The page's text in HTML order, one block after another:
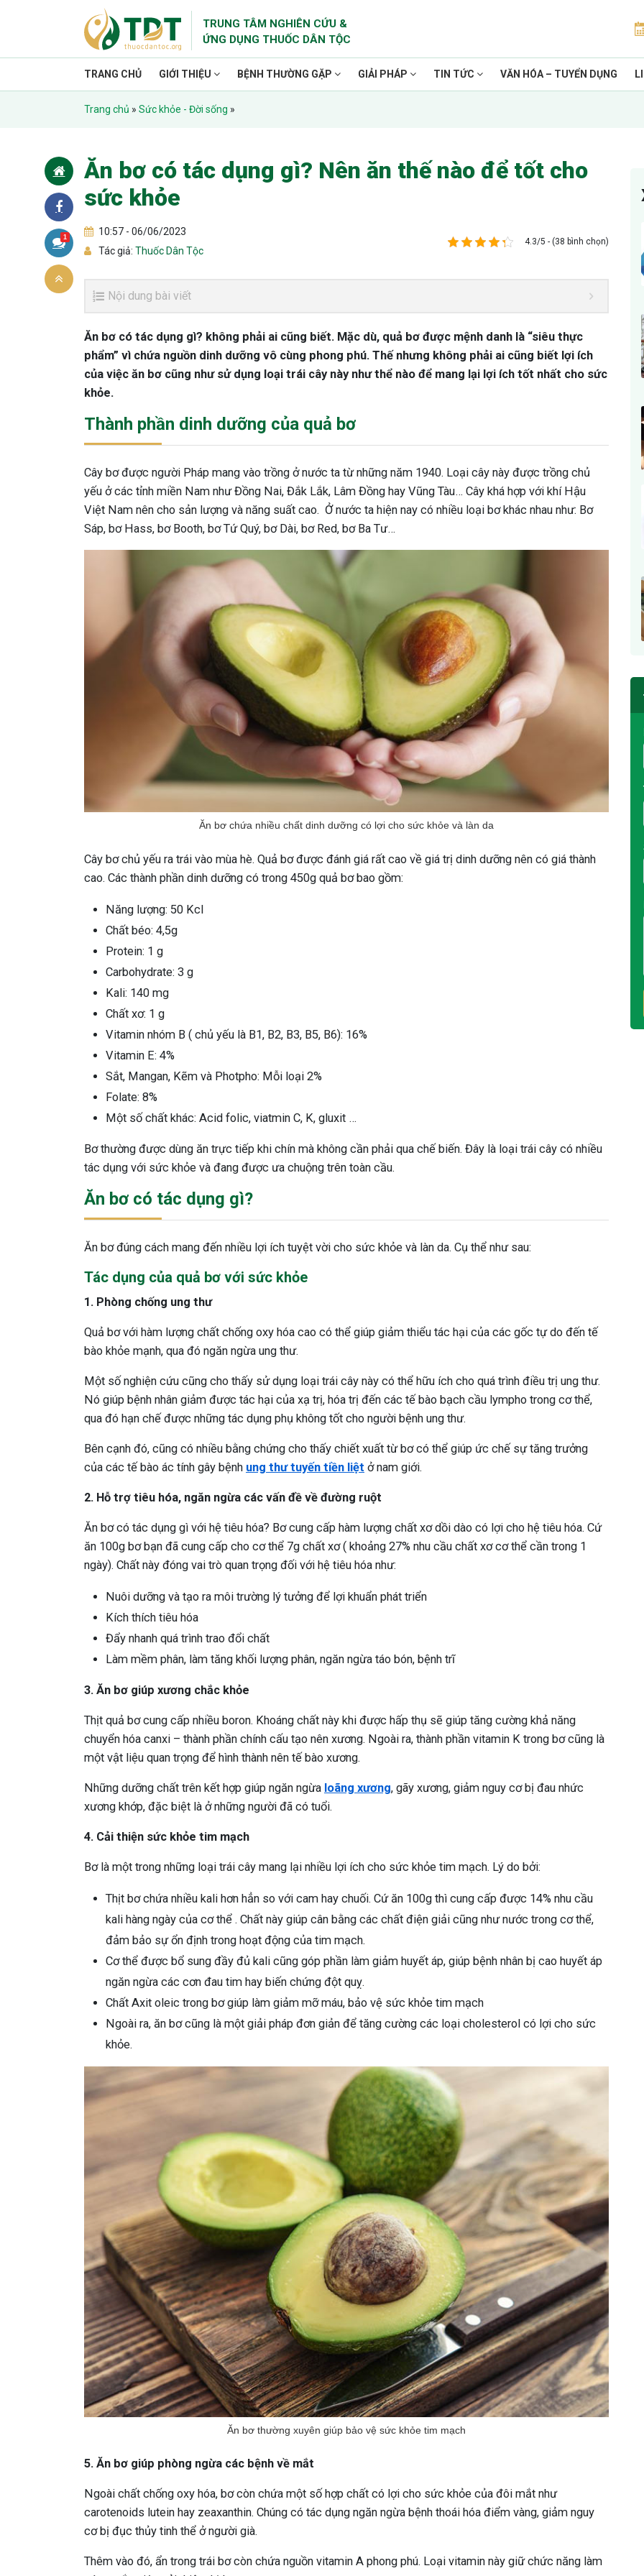
TRUNG TÂM NGHIÊN CỨU &
ỨNG DỤNG THUỐC DÂN TỘC
TRANG CHỦ GIỚI THIỆU BỆNH THƯỜNG GẶP GIẢI PHÁP TIN TỨC VĂN HÓA – TUYỂN DỤNG
Trang chủ » Sức khỏe - Đời sống »
Ăn bơ có tác dụng gì? Nên ăn thế nào để tốt cho
sức khỏe
10:57 - 06/06/2023
Tác giả: Thuốc Dân Tộc
4.3/5 - (38 bình chọn)
1
Nội dung bài viết
Ăn bơ có tác dụng gì? không phải ai cũng biết. Mặc dù, quả bơ được mệnh danh là “siêu thực
phẩm” vì chứa nguồn dinh dưỡng vô cùng phong phú. Thế nhưng không phải ai cũng biết lợi ích
của việc ăn bơ cũng như sử dụng loại trái cây này như thể nào để mang lại lợi ích tốt nhất cho sức
khỏe.
Thành phần dinh dưỡng của quả bơ
Cây bơ được người Pháp mang vào trồng ở nước ta từ những năm 1940. Loại cây này được trồng chủ
yếu ở các tỉnh miền Nam như Đồng Nai, Đắk Lắk, Lâm Đồng hay Vũng Tàu… Cây khá hợp với khí Hậu
Việt Nam nên cho sản lượng và năng suất cao. Ở nước ta hiện nay có nhiều loại bơ khác nhau như: Bơ
Sáp, bơ Hass, bơ Booth, bơ Tứ Quý, bơ Dài, bơ Red, bơ Ba Tư…
Ăn bơ chứa nhiều chất dinh dưỡng có lợi cho sức khỏe và làn da
Cây bơ chủ yếu ra trái vào mùa hè. Quả bơ được đánh giá rất cao về giá trị dinh dưỡng nên có giá thành
cao. Các thành phần dinh dưỡng có trong 450g quả bơ bao gồm:
Năng lượng: 50 Kcl
Chất béo: 4,5g
Protein: 1 g
Carbohydrate: 3 g
Kali: 140 mg
Chất xơ: 1 g
Vitamin nhóm B ( chủ yếu là B1, B2, B3, B5, B6): 16%
Vitamin E: 4%
Sắt, Mangan, Kẽm và Photpho: Mỗi loại 2%
Folate: 8%
Một số chất khác: Acid folic, viatmin C, K, gluxit …
Bơ thường được dùng ăn trực tiếp khi chín mà không cần phải qua chế biến. Đây là loại trái cây có nhiều
tác dụng với sức khỏe và đang được ưa chuộng trên toàn cầu.
Ăn bơ có tác dụng gì?
Ăn bơ đúng cách mang đến nhiều lợi ích tuyệt vời cho sức khỏe và làn da. Cụ thể như sau:
Tác dụng của quả bơ với sức khỏe
1. Phòng chống ung thư
Quả bơ với hàm lượng chất chống oxy hóa cao có thể giúp giảm thiểu tác hại của các gốc tự do đến tế
bào khỏe mạnh, qua đó ngăn ngừa ung thư.
Một số nghiện cứu cũng cho thấy sử dụng loại trái cây này có thể hữu ích cho quá trình điều trị ung thư.
Nó giúp bệnh nhân giảm được tác hại của xạ trị, hóa trị đến các tế bào bạch cầu lympho trong cơ thể,
qua đó hạn chế được những tác dụng phụ không tốt cho người bệnh ung thư.
Bên cạnh đó, cũng có nhiều bằng chứng cho thấy chiết xuất từ bơ có thể giúp ức chế sự tăng trưởng
của các tế bào ác tính gây bệnh ung thư tuyến tiền liệt ở nam giới.
2. Hỗ trợ tiêu hóa, ngăn ngừa các vấn đề về đường ruột
Ăn bơ có tác dụng gì với hệ tiêu hóa? Bơ cung cấp hàm lượng chất xơ dồi dào có lợi cho hệ tiêu hóa. Cứ
ăn 100g bơ bạn đã cung cấp cho cơ thể 7g chất xơ ( khoảng 27% nhu cầu chất xơ cơ thể cần trong 1
ngày). Chất này đóng vai trò quan trọng đối với hệ tiêu hóa như:
Nuôi dưỡng và tạo ra môi trường lý tưởng để lợi khuẩn phát triển
Kích thích tiêu hóa
Đẩy nhanh quá trình trao đổi chất
Làm mềm phân, làm tăng khối lượng phân, ngăn ngừa táo bón, bệnh trĩ
3. Ăn bơ giúp xương chắc khỏe
Thịt quả bơ cung cấp nhiều boron. Khoáng chất này khi được hấp thụ sẽ giúp tăng cường khả năng
chuyển hóa canxi – thành phần chính cấu tạo nên xương. Ngoài ra, thành phần vitamin K trong bơ cũng là
một vật liệu quan trọng để hình thành nên tế bào xương.
Những dưỡng chất trên kết hợp giúp ngăn ngừa loãng xương, gãy xương, giảm nguy cơ bị đau nhức
xương khớp, đặc biệt là ở những người đã có tuổi.
4. Cải thiện sức khỏe tim mạch
Bơ là một trong những loại trái cây mang lại nhiều lợi ích cho sức khỏe tim mạch. Lý do bởi:
Thịt bơ chứa nhiều kali hơn hẳn so với cam hay chuối. Cứ ăn 100g thì cung cấp được 14% nhu cầu
kali hàng ngày của cơ thể . Chất này giúp cân bằng các chất điện giải cũng như nước trong cơ thể,
đảm bảo sự ổn định trong hoạt động của tim mạch.
Cơ thể được bổ sung đầy đủ kali cũng góp phần làm giảm huyết áp, giúp bệnh nhân bị cao huyết áp
ngăn ngừa các cơn đau tim hay biến chứng đột quỵ.
Chất Axit oleic trong bơ giúp làm giảm mỡ máu, bảo vệ sức khỏe tim mạch
Ngoài ra, ăn bơ cũng là một giải pháp đơn giản để tăng cường các loại cholesterol có lợi cho sức
khỏe.
Ăn bơ thường xuyên giúp bảo vệ sức khỏe tim mạch
5. Ăn bơ giúp phòng ngừa các bệnh về mắt
Ngoài chất chống oxy hóa, bơ còn chứa một số hợp chất có lợi cho sức khỏe của đôi mắt như
carotenoids lutein hay zeaxanthin. Chúng có tác dụng ngăn ngừa bệnh thoái hóa điểm vàng, giảm nguy
cơ bị đục thủy tinh thể ở người già.
Thêm vào đó, ẩn trong trái bơ còn chứa nguồn vitamin A phong phú. Loại vitamin này giữ chức năng làm